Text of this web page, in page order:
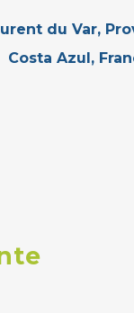
du Var,
Costa Azul,